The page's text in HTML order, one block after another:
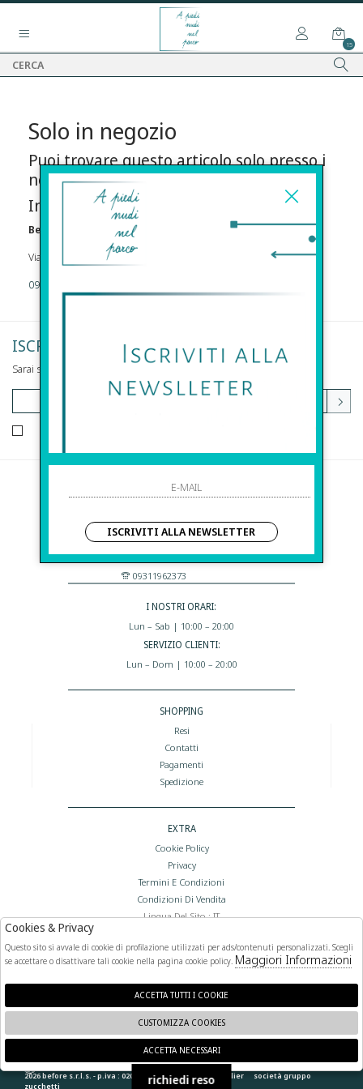
15
Solo in negozio
Puoi trovare questo articolo solo presso i
nostri punti vendita:
Info contatti
Before s.r.l.s.
Via Della Maestranza , 23 96100 Siracusa
09311962373
ISCRIVITI ALLA NEWSLETTER
Sarai sempre aggiornato su offerte e promozioni.
Before S.r.l.s.
Via Della Maestranza , 23
96100 Siracusa - Italia
Eshop@apiedinudinelparcoboutique.com
09311962373
I NOSTRI ORARI:
Lun – Sab | 10:00 – 20:00
SERVIZIO CLIENTI:
Lun – Dom | 10:00 – 20:00
SHOPPING
Resi
Contatti
Pagamenti
Spedizione
EXTRA
Cookie Policy
Privacy
Termini E Condizioni
Condizioni Di Vendita
Lingua Del Sito : IT
FOLLOW US
2026 before s.r.l.s. - p.iva : 02066400892 powered by atelier società gruppo
zucchetti
🍪
ISCRIVITI ALLA NEWSLETTER
richiedi reso
Cookies & Privacy
Questo sito si avvale di cookie di profilazione utilizzati per ads/contenuti personalizzati. Scegli
se accettare o disattivare tali cookie nella pagina cookie policy. Maggiori Informazioni
ACCETTA TUTTI I COOKIE
CUSTOMIZZA COOKIES
ACCETTA NECESSARI